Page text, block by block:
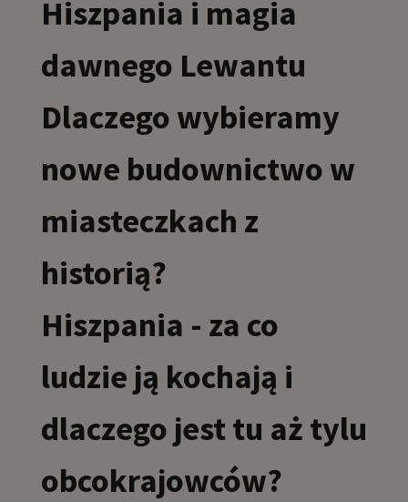
Hiszpania i magia
dawnego Lewantu
Dlaczego wybieramy
nowe budownictwo w
miasteczkach z
historią?
Hiszpania - za co
ludzie ją kochają i
dlaczego jest tu aż tylu
obcokrajowców?